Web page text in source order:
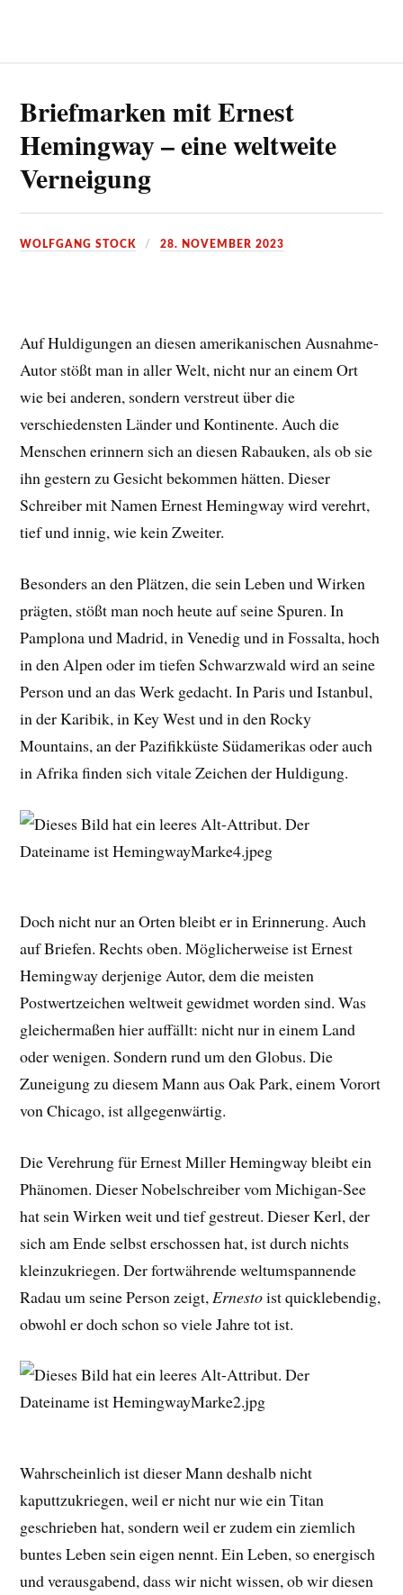
Briefmarken mit Ernest
Hemingway – eine weltweite
Verneigung
WOLFGANG STOCK 28. NOVEMBER 2023
Auf Huldigungen an diesen amerikanischen Ausnahme-
Autor stößt man in aller Welt, nicht nur an einem Ort
wie bei anderen, sondern verstreut über die
verschiedensten Länder und Kontinente. Auch die
Menschen erinnern sich an diesen Rabauken, als ob sie
ihn gestern zu Gesicht bekommen hätten. Dieser
Schreiber mit Namen Ernest Hemingway wird verehrt,
tief und innig, wie kein Zweiter.
Besonders an den Plätzen, die sein Leben und Wirken
prägten, stößt man noch heute auf seine Spuren. In
Pamplona und Madrid, in Venedig und in Fossalta, hoch
in den Alpen oder im tiefen Schwarzwald wird an seine
Person und an das Werk gedacht. In Paris und Istanbul,
in der Karibik, in Key West und in den Rocky
Mountains, an der Pazifikküste Südamerikas oder auch
in Afrika finden sich vitale Zeichen der Huldigung.
Doch nicht nur an Orten bleibt er in Erinnerung. Auch
auf Briefen. Rechts oben. Möglicherweise ist Ernest
Hemingway derjenige Autor, dem die meisten
Postwertzeichen weltweit gewidmet worden sind. Was
gleichermaßen hier auffällt: nicht nur in einem Land
oder wenigen. Sondern rund um den Globus. Die
Zuneigung zu diesem Mann aus Oak Park, einem Vorort
von Chicago, ist allgegenwärtig.
Die Verehrung für Ernest Miller Hemingway bleibt ein
Phänomen. Dieser Nobelschreiber vom Michigan-See
hat sein Wirken weit und tief gestreut. Dieser Kerl, der
sich am Ende selbst erschossen hat, ist durch nichts
kleinzukriegen. Der fortwährende weltumspannende
Radau um seine Person zeigt, Ernestoist quicklebendig,
obwohl er doch schon so viele Jahre tot ist.
Wahrscheinlich ist dieser Mann deshalb nicht
kaputtzukriegen, weil er nicht nur wie ein Titan
geschrieben hat, sondern weil er zudem ein ziemlich
buntes Leben sein eigen nennt. Ein Leben, so energisch
und verausgabend, dass wir nicht wissen, ob wir diesen